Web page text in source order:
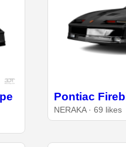
Pontiac
NERAKA · 69 likes